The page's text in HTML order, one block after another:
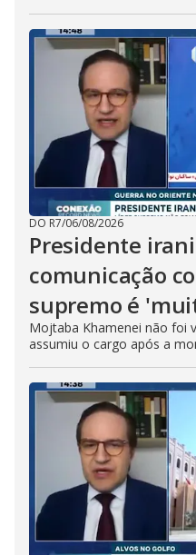
DO R7/06/08/2026
Presidente
comunicação
supremo é
Mojtaba Khamenei não foi
assumiu o cargo após a